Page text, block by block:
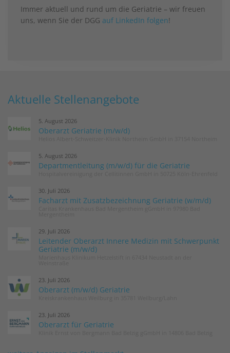
Immer aktuell und rund um die Geriatrie – wir freuen
uns, wenn Sie der DGG auf LinkedIn folgen!
Aktuelle Stellenangebote
5. August 2026
Oberarzt Geriatrie (m/w/d)
5. August 2026
Departmentleitung (m/w/d) für die Geriatrie
30. Juli 2026
Facharzt mit Zusatzbezeichnung Geriatrie (w/m/d)
29. Juli 2026
Leitender Oberarzt Innere Medizin mit Schwerpunkt
Geriatrie (m/w/d)
23. Juli 2026
Oberarzt (m/w/d) Geriatrie
23. Juli 2026
Oberarzt für Geriatrie